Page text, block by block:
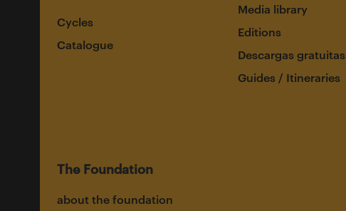
Cycles
Catalogue
Media library
Editions
Descargas gratuitas
Guides / Itineraries
The Foundation
about the foundation